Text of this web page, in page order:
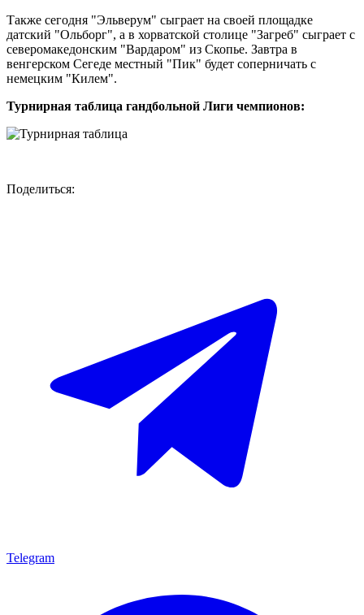
Также сегодня "Эльверум" сыграет на своей площадке
датский "Ольборг", а в хорватской столице "Загреб" сыграет с
северомакедонским "Вардаром" из Скопье. Завтра в
венгерском Сегеде местный "Пик" будет соперничать с
немецким "Килем".
Турнирная таблица гандбольной Лиги чемпионов:
Поделиться:
Telegram